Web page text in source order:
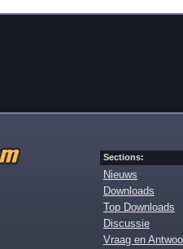
Sections:
Nieuws
Downloads
Top Downloads
Discussie
Vraag en